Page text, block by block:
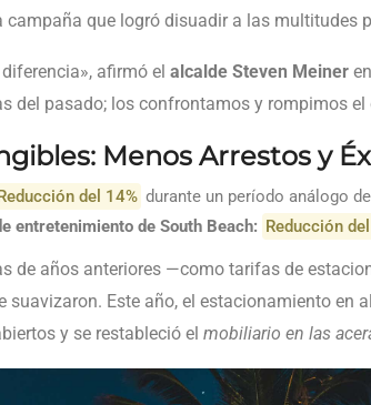
campaña que logró disuadir a las multitudes
afirmó el alcalde Steven Meiner
del pasado; los confrontamos y rompimos el
Menos Arrestos y
del 14% durante un período análogo
entretenimiento de South Beach: Reducción
de años anteriores —como tarifas de
suavizaron. Este año, el estacionamiento en
y se restableció el mobiliario en las